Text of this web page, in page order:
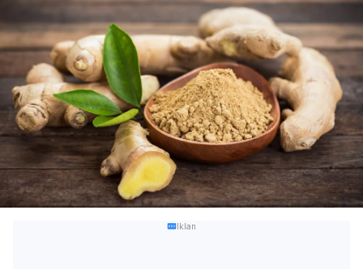
Iklan